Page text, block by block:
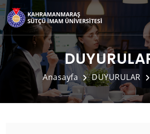
Anasayfa DUYURULAR